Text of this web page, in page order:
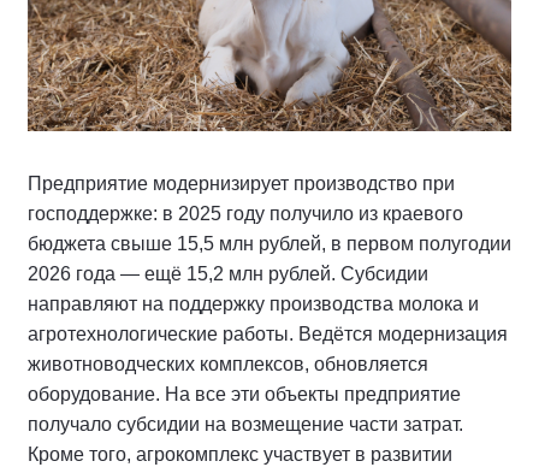
Предприятие модернизирует производство при
господдержке: в 2025 году получило из краевого
бюджета свыше 15,5 млн рублей, в первом полугодии
2026 года — ещё 15,2 млн рублей. Субсидии
направляют на поддержку производства молока и
агротехнологические работы. Ведётся модернизация
животноводческих комплексов, обновляется
оборудование. На все эти объекты предприятие
получало субсидии на возмещение части затрат.
Кроме того, агрокомплекс участвует в развитии